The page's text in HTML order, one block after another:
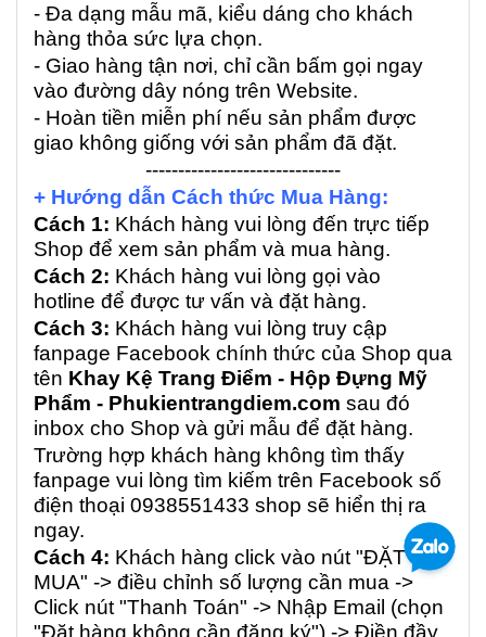
- Đa dạng mẫu mã, kiểu dáng cho khách
hàng thỏa sức lựa chọn.
- Giao hàng tận nơi, chỉ cần bấm gọi ngay
vào đường dây nóng trên Website.
- Hoàn tiền miễn phí nếu sản phẩm được
giao không giống với sản phẩm đã đặt.
------------------------------
+ Hướng dẫn Cách thức Mua Hàng:
Cách 1: Khách hàng vui lòng đến trực tiếp
Shop để xem sản phẩm và mua hàng.
Cách 2: Khách hàng vui lòng gọi vào
hotline để được tư vấn và đặt hàng.
Cách 3: Khách hàng vui lòng truy cập
fanpage Facebook chính thức của Shop qua
tên Khay Kệ Trang Điểm - Hộp Đựng Mỹ
Phẩm - Phukientrangdiem.com sau đó
inbox cho Shop và gửi mẫu để đặt hàng.
Trường hợp khách hàng không tìm thấy
fanpage vui lòng tìm kiếm trên Facebook số
điện thoại 0938551433 shop sẽ hiển thị ra
ngay.
Cách 4: Khách hàng click vào nút "ĐẶT
MUA" -> điều chỉnh số lượng cần mua ->
Click nút "Thanh Toán" -> Nhập Email (chọn
"Đặt hàng không cần đăng ký") -> Điền đầy